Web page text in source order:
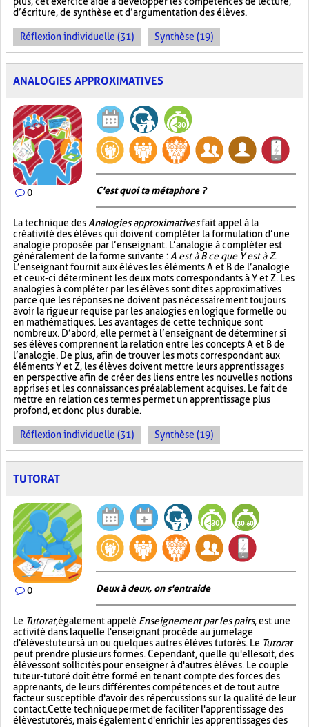
d’écriture, de synthèse et d’argumentation des élèves.
Réflexion individuelle (31) Synthèse (19)
ANALOGIES APPROXIMATIVES
0 C'est quoi ta métaphore ?
La technique des Analogies approximativesfait appel à la
créativité des élèves qui doivent compléter la formulation d’une
analogie proposée par l’enseignant. L’analogie à compléter est
généralement de la forme suivante : A est à B ce que Y est à Z.
L’enseignant fournit aux élèves les éléments A et B de l’analogie
et ceux-ci déterminent les deux mots correspondants à Y et Z. Les
analogies à compléter par les élèves sont dites approximatives
parce que les réponses ne doivent pas nécessairement toujours
avoir la rigueur requise par les analogies en logique formelle ou
en mathématiques. Les avantages de cette technique sont
nombreux. D’abord, elle permet à l’enseignant de déterminer si
ses élèves comprennent la relation entre les concepts A et B de
l’analogie. De plus, afin de trouver les mots correspondant aux
éléments Y et Z, les élèves doivent mettre leurs apprentissages
en perspective afin de créer des liens entre les nouvelles notions
apprises et les connaissances préalablement acquises. Le fait de
mettre en relation ces termes permet un apprentissage plus
profond, et donc plus durable.
Réflexion individuelle (31) Synthèse (19)
TUTORAT
0 Deux à deux, on s'entraide
Le Tutorat, également appelé Enseignement par les pairs, est une
activité dans laquelle l'enseignant procède au jumelage
d'élèves tuteurs à un ou quelques autres élèves tutorés. Le Tutorat
peut prendre plusieurs formes. Cependant, quelle qu'elle soit, des
élèves sont sollicités pour enseigner à d'autres élèves. Le couple
tuteur-tutoré doit être formé en tenant compte des forces des
apprenants, de leurs différentes compétences et de tout autre
facteur susceptible d'avoir des répercussions sur la qualité de leur
contact. Cette technique permet de faciliter l'apprentissage des
élèves tutorés, mais également d'enrichir les apprentissages des